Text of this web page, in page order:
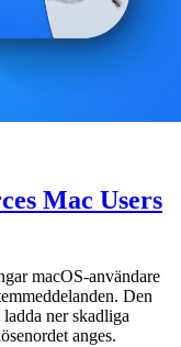
Mac Users
macOS-användare
Den
ner skadliga
anges.